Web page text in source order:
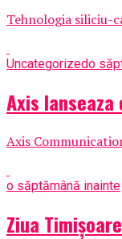
Tehnologia siliciu-
Uncategorizedo
Axis
Axis
o săptămână inainte
Ziua